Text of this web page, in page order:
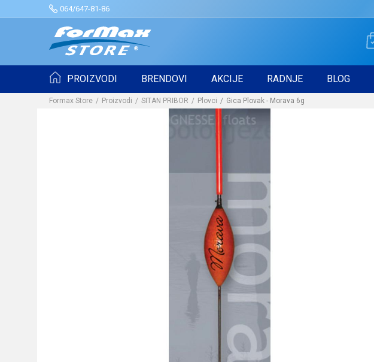
064/647-81-86
PROIZVODI BRENDOVI AKCIJE RADNJE BLOG
Formax Store Proizvodi SITAN PRIBOR Plovci Gica Plovak - Morava 6g